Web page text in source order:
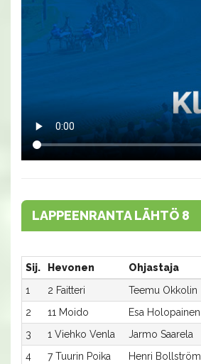
LAPPEENRANTA LÄHTÖ 8
Sij. Hevonen Ohjastaja
1
2 Faitteri Teemu Okkolin
2
11 Moido Esa Holopainen
3
1 Viehko Venla Jarmo Saarela
4
7 Tuurin Poika Henri Bollström